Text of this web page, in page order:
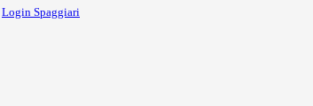
Login Spaggiari